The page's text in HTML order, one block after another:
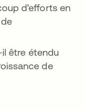
d’efforts en
être étendu
de